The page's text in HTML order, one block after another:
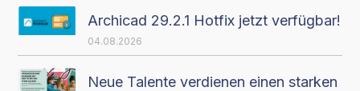
Archicad 29.2.1 Hotfix jetzt verfügbar!
04.08.2026
Neue Talente verdienen einen starken